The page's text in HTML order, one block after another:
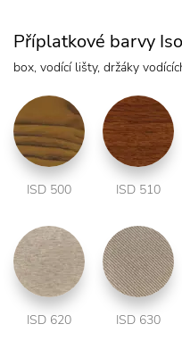
Příplatkové barvy
box, vodící lišty, držáky
ISD 500 ISD 510
ISD 620 ISD 630